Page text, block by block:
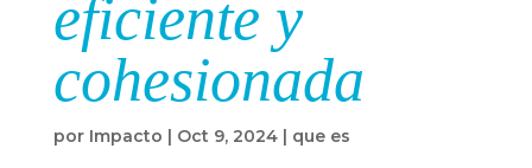
eficiente y
cohesionada
por Impacto | Oct 9, 2024| que es